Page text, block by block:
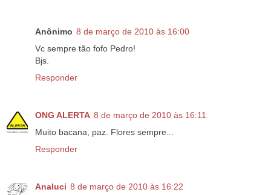
Anônimo 8 de março de 2010 às 16:00
Vc sempre tão fofo Pedro!
Bjs.
Responder
ONG ALERTA 8 de março de 2010 às 16:11
Muito bacana, paz. Flores sempre...
Responder
Analuci 8 de março de 2010 às 16:22